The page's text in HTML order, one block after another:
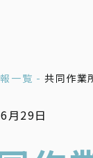
一覧 -共同作業
月29日